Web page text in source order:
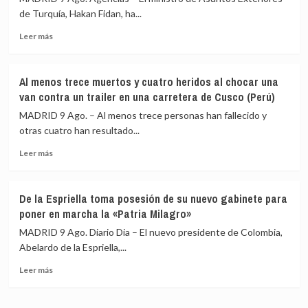
con
a
de
Brasil
frente
promete
mantener
el
marco
de Turquía, Hakan Fidan, ha...
Leer másLeer
asegura
que
el
pacto
defensa
y
Pakistán
«no
está
contra
Al menos trece muertos y cuatro heridos al chocar una
van contra un trailer en una carretera de Cusco (Perú)
MADRID 9 Ago. – Al menos trece personas han fallecido y
otras cuatro han resultado...
Leer másLeer
menos
trece
muertos
y
heridos
De la Espriella toma posesión de su nuevo gabinete para
poner en marcha la «Patria Milagro»
MADRID 9 Ago. Diario Dia – El nuevo presidente de Colombia,
Abelardo de la Espriella,...
Leer másLeer